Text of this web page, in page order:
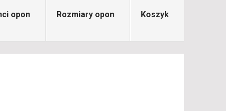
opon Rozmiary opon Koszyk